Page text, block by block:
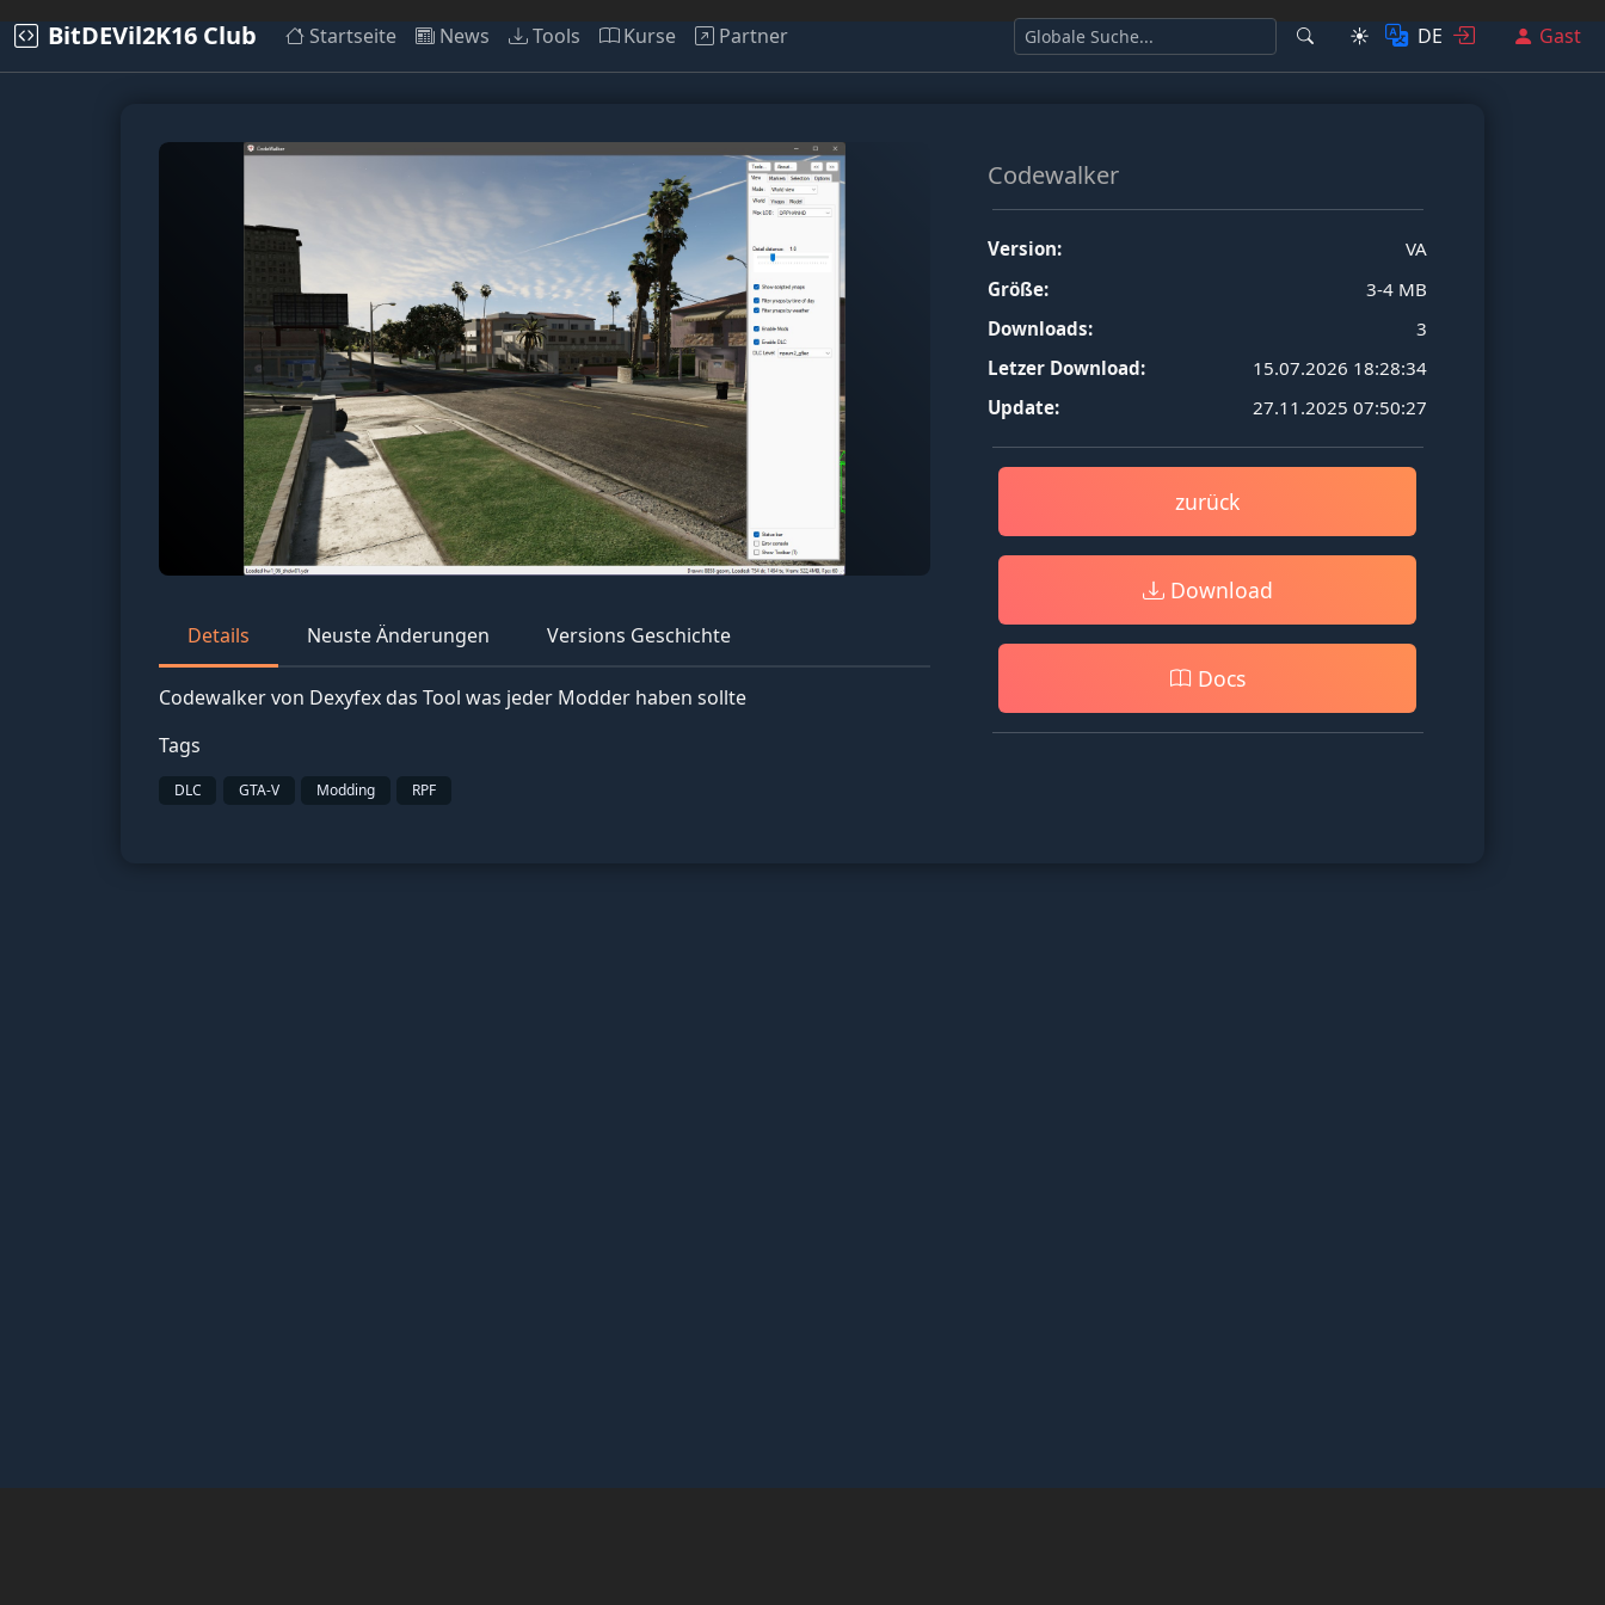
BitDEVil2K16 Club Startseite News Tools Kurse Partner ☀️ DE Gast
Details Neuste Änderungen Versions Geschichte
Codewalker von Dexyfex das Tool was jeder Modder haben sollte
Tags
DLC GTA-V Modding RPF
Codewalker
Version:
VA
Größe:
3-4 MB
Downloads:
3
Letzer Download:
15.07.2026 18:28:34
Update:
27.11.2025 07:50:27
zurück
Download
Docs